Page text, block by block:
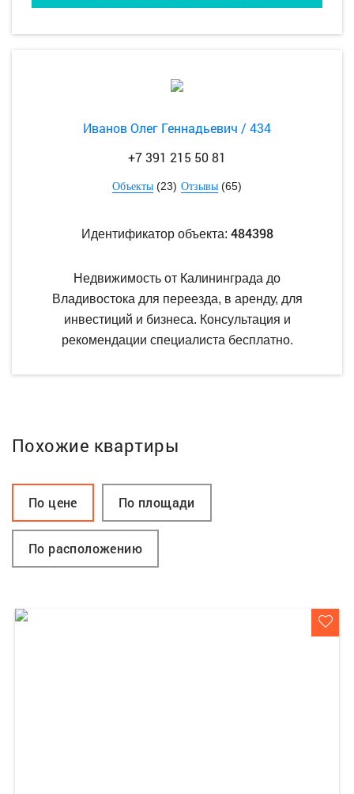
Иванов Олег Геннадьевич / 434
+7 391 215 50 81
Объекты (23) Отзывы (65)
Идентификатор объекта: 484398
Недвижимость от Калининграда до
Владивостока для переезда, в аренду, для
инвестиций и бизнеса. Консультация и
рекомендации специалиста бесплатно.
Похожие квартиры
По цене По площади
По расположению